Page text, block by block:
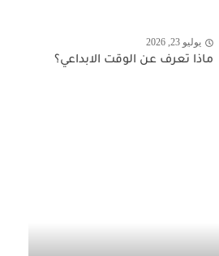
يوليو 23, 2026
ماذا تعرف عن الوقت الابداعي؟